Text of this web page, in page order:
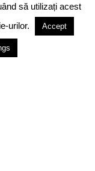
să utilizați acest
urilor.
Accept